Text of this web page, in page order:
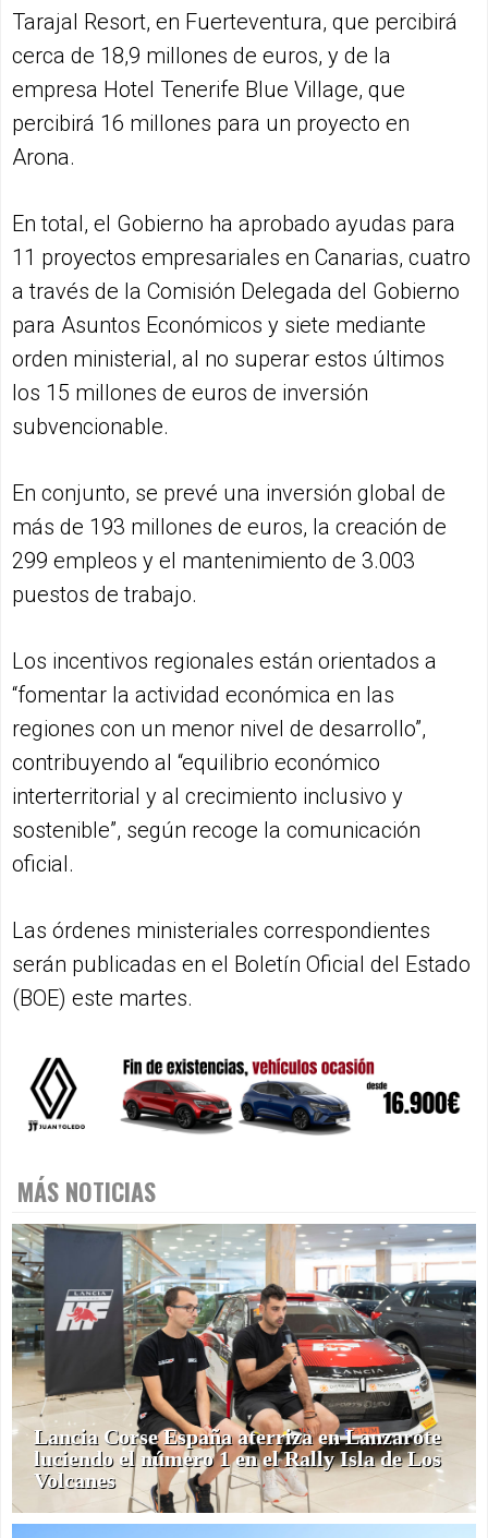
Tarajal Resort, en Fuerteventura, que percibirá
cerca de 18,9 millones de euros, y de la
empresa Hotel Tenerife Blue Village, que
percibirá 16 millones para un proyecto en
Arona.
En total, el Gobierno ha aprobado ayudas para
11 proyectos empresariales en Canarias, cuatro
a través de la Comisión Delegada del Gobierno
para Asuntos Económicos y siete mediante
orden ministerial, al no superar estos últimos
los 15 millones de euros de inversión
subvencionable.
En conjunto, se prevé una inversión global de
más de 193 millones de euros, la creación de
299 empleos y el mantenimiento de 3.003
puestos de trabajo.
Los incentivos regionales están orientados a
“fomentar la actividad económica en las
regiones con un menor nivel de desarrollo”,
contribuyendo al “equilibrio económico
interterritorial y al crecimiento inclusivo y
sostenible”, según recoge la comunicación
oficial.
Las órdenes ministeriales correspondientes
serán publicadas en el Boletín Oficial del Estado
(BOE) este martes.
MÁS NOTICIAS
Lancia Corse España aterriza en Lanzarote
luciendo el número 1 en el Rally Isla de Los
Volcanes